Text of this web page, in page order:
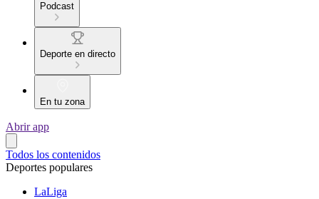
Podcast
Deporte en directo
En tu zona
Abrir app
Todos los contenidos
Deportes populares
LaLiga